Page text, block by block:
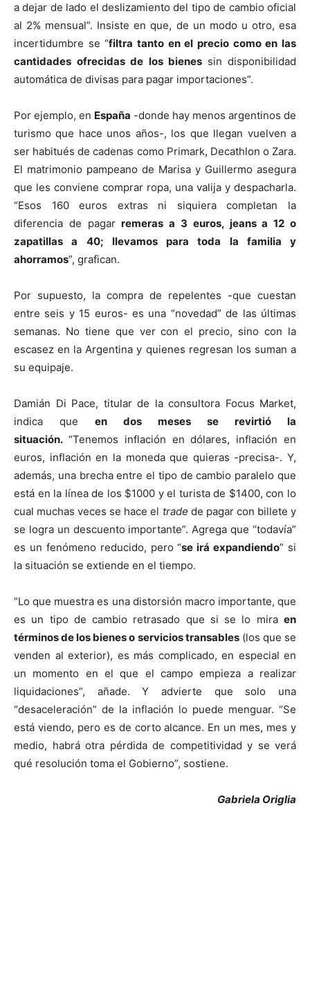
a dejar de lado el deslizamiento del tipo de cambio oficial
al 2% mensual”. Insiste en que, de un modo u otro, esa
incertidumbre se “filtra tanto en el precio como en las
cantidades ofrecidas de los bienes sin disponibilidad
automática de divisas para pagar importaciones”.
Por ejemplo, en España -donde hay menos argentinos de
turismo que hace unos años-, los que llegan vuelven a
ser habitués de cadenas como Primark, Decathlon o Zara.
El matrimonio pampeano de Marisa y Guillermo asegura
que les conviene comprar ropa, una valija y despacharla.
“Esos 160 euros extras ni siquiera completan la
diferencia de pagarremeras a 3 euros, jeans a 12 o
zapatillas a 40; llevamos para toda la familia y
ahorramos”, grafican.
Por supuesto, la compra de repelentes -que cuestan
entre seis y 15 euros- es una “novedad” de las últimas
semanas. No tiene que ver con el precio, sino con la
escasez en la Argentina y quienes regresan los suman a
su equipaje.
Damián Di Pace, titular de la consultora Focus Market,
indica que en dos meses se revirtió la
situación. “Tenemos inflación en dólares, inflación en
euros, inflación en la moneda que quieras -precisa-. Y,
además, una brecha entre el tipo de cambio paralelo que
está en la línea de los $1000 y el turista de $1400, con lo
cual muchas veces se hace el trade de pagar con billete y
se logra un descuento importante”. Agrega que “todavía”
es un fenómeno reducido, pero “se irá expandiendo” si
la situación se extiende en el tiempo.
“Lo que muestra es una distorsión macro importante, que
es un tipo de cambio retrasado que si se lo mira en
términos de los bienes o servicios transables(los que se
venden al exterior), es más complicado, en especial en
un momento en el que el campo empieza a realizar
liquidaciones”, añade. Y advierte que solo una
“desaceleración” de la inflación lo puede menguar. “Se
está viendo, pero es de corto alcance. En un mes, mes y
medio, habrá otra pérdida de competitividad y se verá
qué resolución toma el Gobierno”, sostiene.
Gabriela Origlia